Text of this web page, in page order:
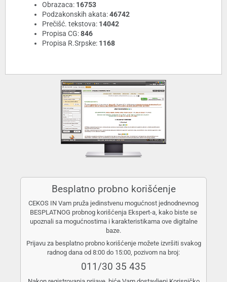
Obrazaca: 16753
Podzakonskih akata:46742
Prečišć. tekstova: 14042
Propisa CG:846
Propisa R.Srpske: 1168
Besplatno probno korišćenje
CEKOS IN Vam pruža jedinstvenu mogućnost jednodnevnog
BESPLATNOG probnog korišćenja Ekspert-a, kako biste se
upoznali sa mogućnostima i karakteristikama ove digitalne
baze.
Prijavu za besplatno probno korišćenje možete izvršiti svakog
radnog dana od 8:00 do 15:00, pozivom na broj:
011/30 35 435